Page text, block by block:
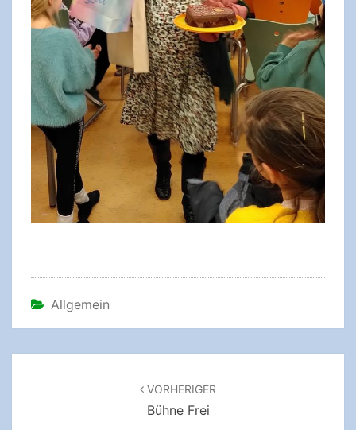
Allgemein
VORHERIGER
Bühne Frei